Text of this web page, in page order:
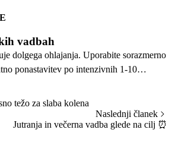
vadbah
dolgega ohlajanja. Uporabite sorazmerno
ponastavitev po intenzivnih 1-10
težo za slaba kolena
Naslednji članek
Jutranja in večerna vadba glede na cilj ⏰